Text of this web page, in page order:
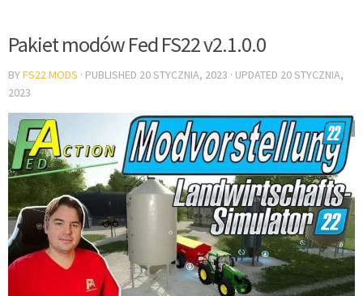
Pakiet modów Fed FS22 v2.1.0.0
BYFS22 MODS · PUBLISHED 20 STYCZNIA, 2023 · UPDATED 20 STYCZNIA,
2023